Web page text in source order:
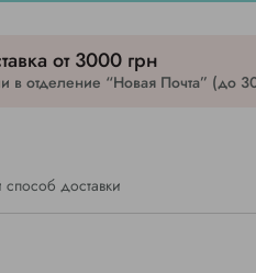
от 3000 грн
в отделение “Новая Почта” (до
доставки